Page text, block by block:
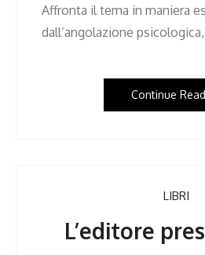
Affronta il tema in maniera
dall’angolazione
Continue
LIBRI
L’editore